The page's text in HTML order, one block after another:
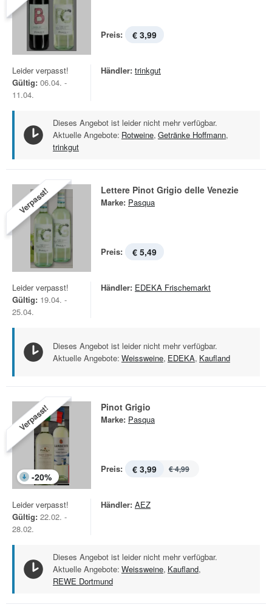
Preis: € 3,99
Leider verpasst!
Gültig: 06.04. -
11.04.
Händler: trinkgut
Dieses Angebot ist leider nicht mehr verfügbar.
Aktuelle Angebote: Rotweine, Getränke Hoffmann,
trinkgut
Verpasst! Lettere Pinot Grigio delle Venezie
Marke: Pasqua
Preis: € 5,49
Leider verpasst!
Gültig: 19.04. -
25.04.
Händler: EDEKA Frischemarkt
Dieses Angebot ist leider nicht mehr verfügbar.
Aktuelle Angebote: Weissweine, EDEKA, Kaufland
Verpasst!
-20%
Pinot Grigio
Marke: Pasqua
Preis: € 3,99 € 4,99
Leider verpasst!
Gültig: 22.02. -
28.02.
Händler: AEZ
Dieses Angebot ist leider nicht mehr verfügbar.
Aktuelle Angebote: Weissweine, Kaufland,
REWE Dortmund